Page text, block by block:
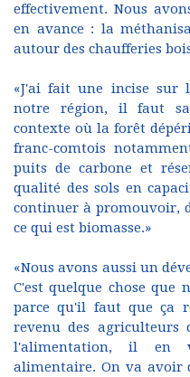
effectivement. Nous
en avance : la
autour des chaufferies
«J'ai fait une incise sur
notre région, il faut
contexte où la forêt
franc-comtois
puits de carbone et
qualité des sols en
continuer à promouvoir,
ce qui est biomasse.»
«Nous avons aussi un
C'est quelque chose que
parce qu'il faut que ça
revenu des agriculteurs
l'alimentation, il en
alimentaire. On va avoir